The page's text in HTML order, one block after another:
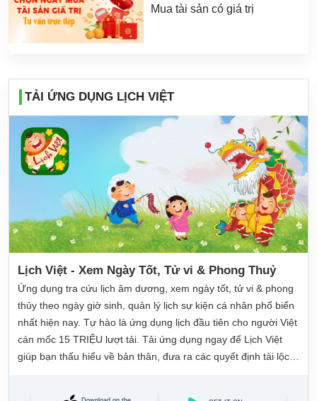
Mua tài sản có giá trị
TẢI ỨNG DỤNG LỊCH VIỆT
Lịch Việt - Xem Ngày Tốt, Tử vi & Phong Thuỷ
Ứng dụng tra cứu lịch âm dương, xem ngày tốt, tử vi & phong
thủy theo ngày giờ sinh, quản lý lịch sự kiện cá nhân phổ biến
nhất hiện nay. Tự hào là ứng dụng lịch đầu tiên cho người Việt
cán mốc 15 TRIỆU lượt tải. Tải ứng dụng ngay để Lịch Việt
giúp bạn thấu hiểu về bản thân, đưa ra các quyết định tài lộc,